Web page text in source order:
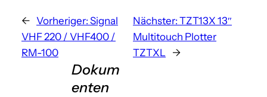
← Vorheriger: Signal
VHF 220 / VHF400 /
RM-100
Nächster: TZT13X 13″
Multitouch Plotter
TZTXL
→
Dokum
enten